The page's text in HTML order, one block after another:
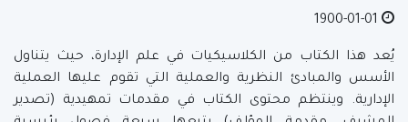
1900-01-01
يُعد هذا الكتاب من الكلاسيكيات في علم الإدارة، حيث يتناول
الأسس والمبادئ النظرية والعملية التي تقوم عليها العملية
الإدارية. وينتظم محتوى الكتاب في مقدمات تمهيدية (تصدير